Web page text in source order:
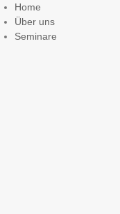
Home
Über uns
Seminare